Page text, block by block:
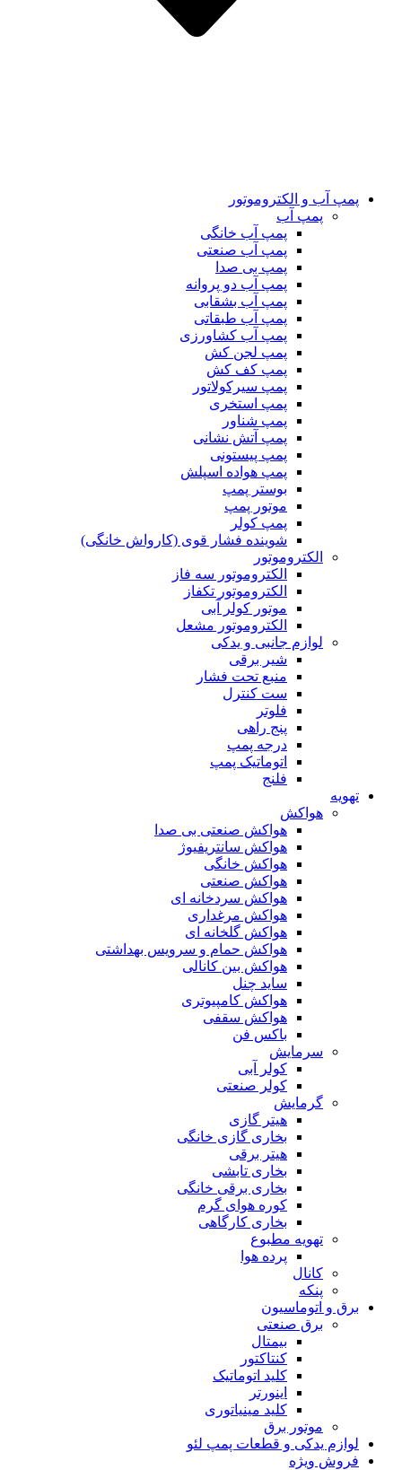
پمپ آب و الکتروموتور
پمپ آب
پمپ آب خانگی
پمپ آب صنعتی
پمپ بی صدا
پمپ آب دو پروانه
پمپ آب بشقابی
پمپ آب طبقاتی
پمپ آب کشاورزی
پمپ لجن کش
پمپ کف کش
پمپ سیرکولاتور
پمپ استخری
پمپ شناور
پمپ آتش نشانی
پمپ پیستونی
پمپ هواده اسپلش
بوستر پمپ
موتور پمپ
پمپ کولر
شوینده فشار قوی (کارواش خانگی)
الکتروموتور
الکتروموتور سه فاز
الکتروموتور تکفاز
موتور کولر آبی
الکتروموتور مشعل
لوازم جانبی و یدکی
شیر برقی
منبع تحت فشار
ست کنترل
فلوتر
پنج راهی
درجه پمپ
اتوماتیک پمپ
فلنج
تهویه
هواکش
هواکش صنعتی بی صدا
هواکش سانتریفیوژ
هواکش خانگی
هواکش صنعتی
هواکش سردخانه ای
هواکش مرغداری
هواکش گلخانه ای
هواکش حمام و سرویس بهداشتی
هواکش بین کانالی
ساید چنل
هواکش کامپیوتری
هواکش سقفی
باکس فن
سرمایش
کولر آبی
کولر صنعتی
گرمایش
هیتر گازی
بخاری گازی خانگی
هیتر برقی
بخاری تابشی
بخاری برقی خانگی
کوره هوای گرم
بخاری کارگاهی
تهویه مطبوع
پرده هوا
کانال
پنکه
برق و اتوماسیون
برق صنعتی
بیمتال
کنتاکتور
کلید اتوماتیک
اینورتر
کلید مینیاتوری
موتور برق
لوازم یدکی و قطعات پمپ لئو
فروش ویژه